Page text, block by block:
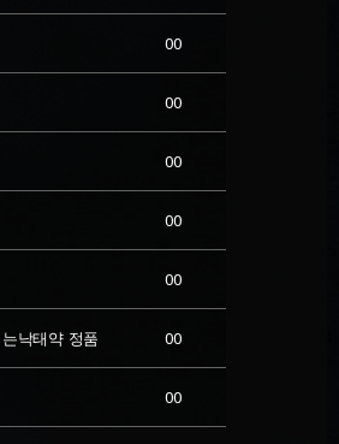
00
00
00
00
00
낙­태약 정품 00
00